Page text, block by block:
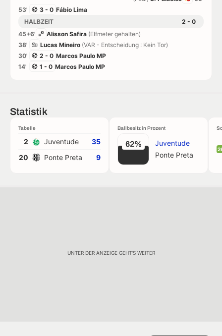
53'
3 - 0 Fábio Lima
HALBZEIT
2 - 0
45+6'
Alisson Safira (Elfmeter gehalten)
38'
Lucas Mineiro (VAR - Entscheidung : Kein Tor)
30'
2 - 0 Marcos Paulo MP
14'
1 - 0 Marcos Paulo MP
Statistik
Tabelle
2 Juventude
35
20
Ponte Preta 9
Ballbesitz in Prozent
62%
Juventude
Ponte Preta
UNTER DER ANZEIGE GEHT'S WEITER